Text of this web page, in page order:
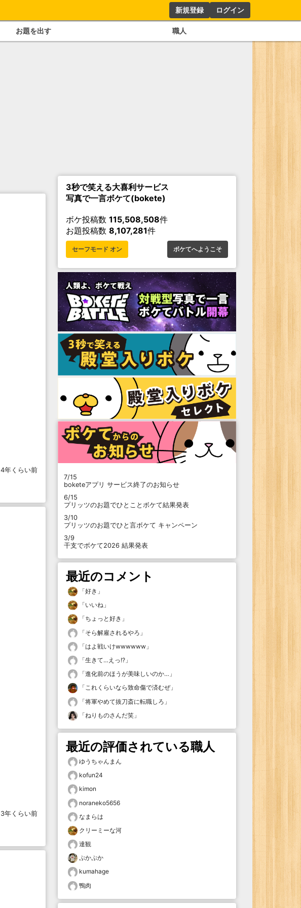
新規登録 ログイン
お題を出す 職人
4年くらい前
3年くらい前
3秒で笑える大喜利サービス
写真で一言ボケて(bokete)
ボケ投稿数 115,508,508件
お題投稿数 8,107,281件
セーフモード オン ボケてへようこそ
7/15
boketeアプリ サービス終了のお知らせ
6/15
プリッツのお題でひとことボケて結果発表
3/10
プリッツのお題でひと言ボケて キャンペーン
3/9
干支でボケて2026 結果発表
最近のコメント
「好き 」
「いいね 」
「ちょっと好き 」
「そら解雇されるやろ 」
「はよ戦いけwwwwww 」
「生きて…えっ!? 」
「進化前のほうが美味しいのか… 」
「これくらいなら致命傷で済むぜ」
「将軍やめて抜刀斎に転職しろ 」
「ねりものさんだ笑 」
最近の評価されている職人
ゆうちゃんまん
kofun24
kimon
noraneko5656
なまらは
クリーミーな河
達観
ぷかぷか
kumahage
鴨肉